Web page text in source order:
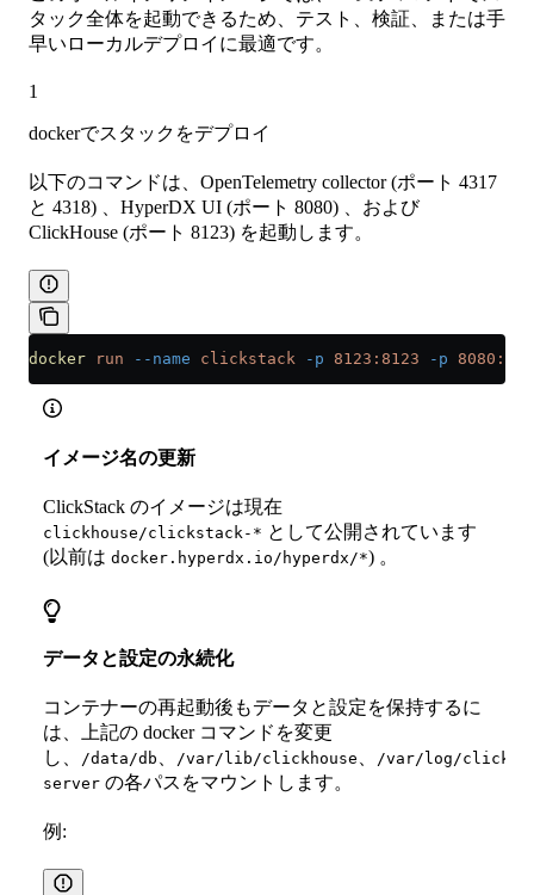
タック全体を起動できるため、テスト、検証、または手
早いローカルデプロイに最適です。
1
dockerでスタックをデプロイ
以下のコマンドは、OpenTelemetry collector (ポート 4317
と 4318) 、HyperDX UI (ポート 8080) 、および
ClickHouse (ポート 8123) を起動します。
docker run --name clickstack -p 8123:8123 -p
イメージ名の更新
ClickStack のイメージは現在
clickhouse/clickstack-* として公開されています
(以前は docker.hyperdx.io/hyperdx/*) 。
データと設定の永続化
コンテナーの再起動後もデータと設定を保持するに
は、上記の docker コマンドを変更
し、
/data/db /var/lib/clickhouse
/var/log/
server の各パスをマウントします。
例: